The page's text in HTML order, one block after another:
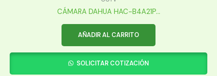
CÁMARA DAHUA HAC-B4A21P...
AÑADIR AL CARRITO
SOLICITAR COTIZACIÓN